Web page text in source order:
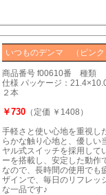
いつものデンマ （ピン
商品番号 f00610番 種類
仕様 パッケージ：
２本
￥730 （定価 ￥1408）
手軽さと使い心地を重視し
らかな触り心地と、優しい
ヤル式スイッチを採用して
ーを搭載し、安定した動作
なので、長時間の使用でも
ザインで、毎日のリフレッ
な一品です♪